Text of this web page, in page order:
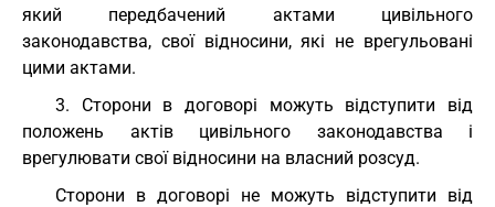
який передбачений актами цивільного
законодавства, свої відносини, які не врегульовані
цими актами.
3. Сторони в договорі можуть відступити від
положень актів цивільного законодавства і
врегулювати свої відносини на власний розсуд.
Сторони в договорі не можуть відступити від